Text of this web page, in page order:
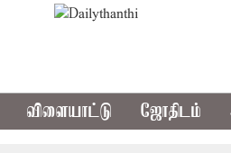
விளையாட்டு ஜோதிடம்